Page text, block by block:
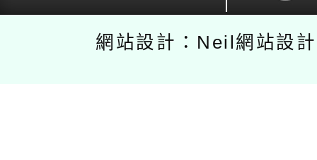
網站設計：Neil網站設